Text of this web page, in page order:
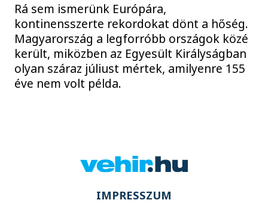
Rá sem ismerünk Európára,
kontinensszerte rekordokat dönt a hőség.
Magyarország a legforróbb országok közé
került, miközben az Egyesült Királyságban
olyan száraz júliust mértek, amilyenre 155
éve nem volt példa.
IMPRESSZUM